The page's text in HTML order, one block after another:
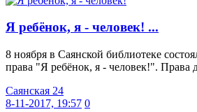
Я ребёнок, я - человек! ...
8 ноября в Саянской библиотеке
права "Я ребёнок, я - человек!". Права
Саянская 24
8-11-2017, 19:57 0